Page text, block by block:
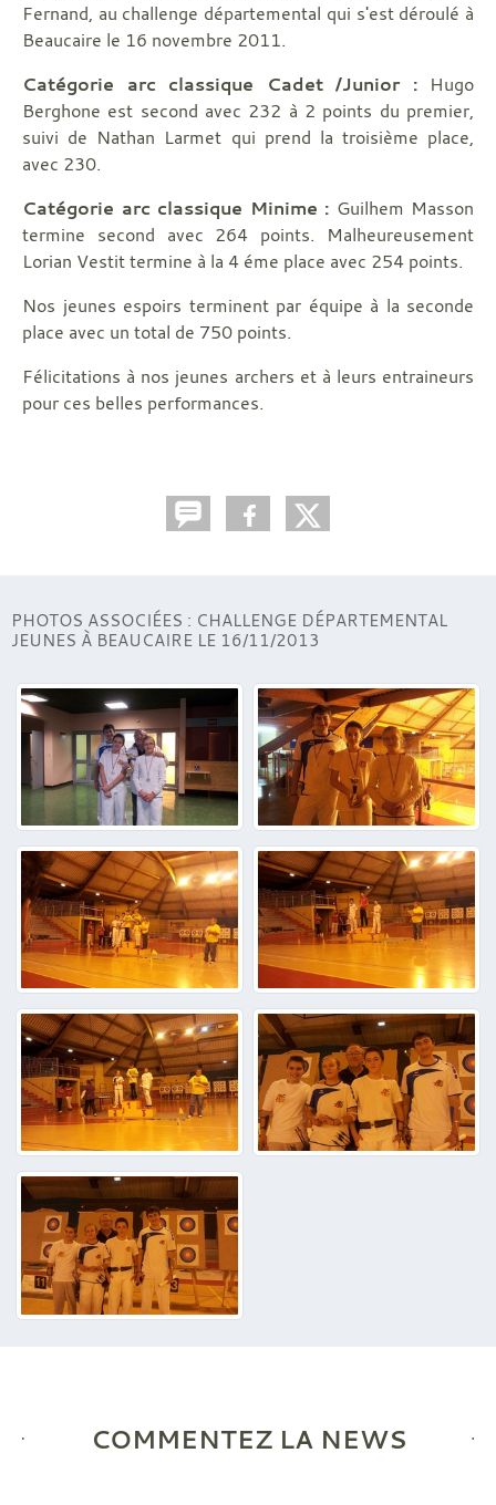
Fernand, au challenge départemental qui s'est déroulé à
Beaucaire le 16 novembre 2011.
Catégorie arc classique Cadet /Junior :Hugo
Berghone est second avec 232 à 2 points du premier,
suivi de Nathan Larmet qui prend la troisième place,
avec 230.
Catégorie arc classique Minime : Guilhem Masson
termine second avec 264 points. Malheureusement
Lorian Vestit termine à la 4 éme place avec 254 points.
Nos jeunes espoirs terminent par équipe à la seconde
place avec un total de 750 points.
Félicitations à nos jeunes archers et à leurs entraineurs
pour ces belles performances.
PHOTOS ASSOCIÉES : CHALLENGE DÉPARTEMENTAL
JEUNES À BEAUCAIRE LE 16/11/2013
COMMENTEZ LA NEWS